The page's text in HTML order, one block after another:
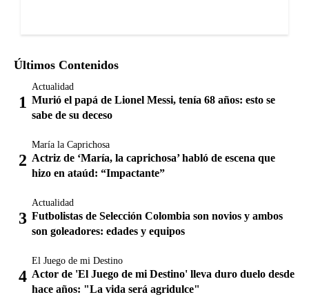
Últimos Contenidos
Actualidad
Murió el papá de Lionel Messi, tenía 68 años: esto se
sabe de su deceso
María la Caprichosa
Actriz de ‘María, la caprichosa’ habló de escena que
hizo en ataúd: “Impactante”
Actualidad
Futbolistas de Selección Colombia son novios y ambos
son goleadores: edades y equipos
El Juego de mi Destino
Actor de 'El Juego de mi Destino' lleva duro duelo desde
hace años: "La vida será agridulce"